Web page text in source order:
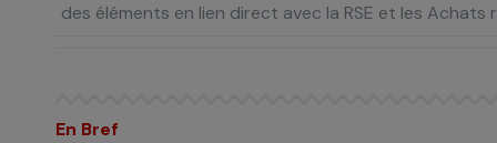
des éléments en lien direct avec la RSE et les Achats
En Bref